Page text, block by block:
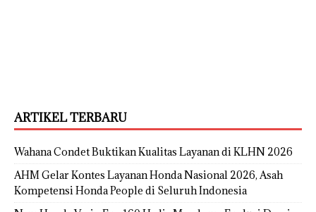
ARTIKEL TERBARU
Wahana Condet Buktikan Kualitas Layanan di KLHN 2026
AHM Gelar Kontes Layanan Honda Nasional 2026, Asah
Kompetensi Honda People di Seluruh Indonesia